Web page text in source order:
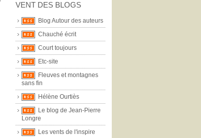
VENT DES BLOGS
Blog Autour des auteurs
Chauché écrit
Court toujours
Etc-site
Fleuves et montagnes
sans fin
Hélène Ourtiès
Le blog de Jean-Pierre
Longre
Les vents de l'inspire